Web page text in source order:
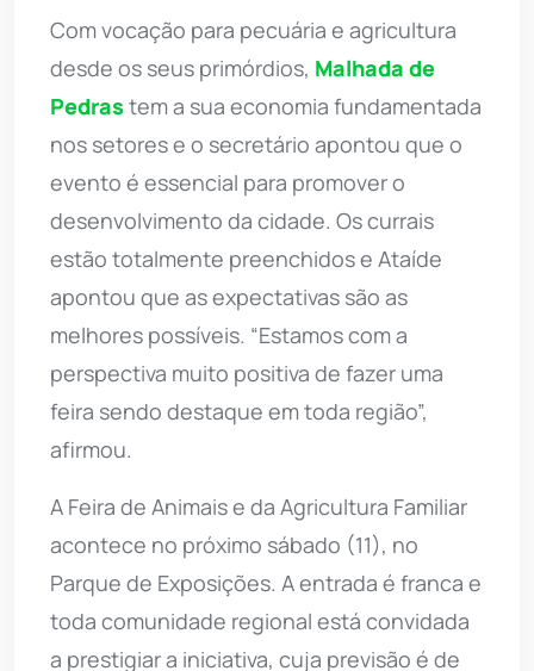
Com vocação para pecuária e agricultura
desde os seus primórdios, Malhada de
Pedras tem a sua economia fundamentada
nos setores e o secretário apontou que o
evento é essencial para promover o
desenvolvimento da cidade. Os currais
estão totalmente preenchidos e Ataíde
apontou que as expectativas são as
melhores possíveis. “Estamos com a
perspectiva muito positiva de fazer uma
feira sendo destaque em toda região”,
afirmou.
A Feira de Animais e da Agricultura Familiar
acontece no próximo sábado (11), no
Parque de Exposições. A entrada é franca e
toda comunidade regional está convidada
a prestigiar a iniciativa, cuja previsão é de